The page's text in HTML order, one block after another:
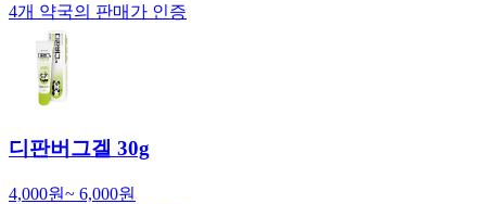
4개 약국의 판매가 인증
디판버그겔 30g
4,000원~ 6,000원